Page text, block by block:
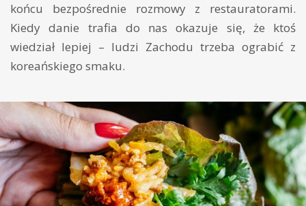
końcu bezpośrednie rozmowy z restauratorami.
Kiedy danie trafia do nas okazuje się, że ktoś
wiedział lepiej – ludzi Zachodu trzeba ograbić z
koreańskiego smaku.